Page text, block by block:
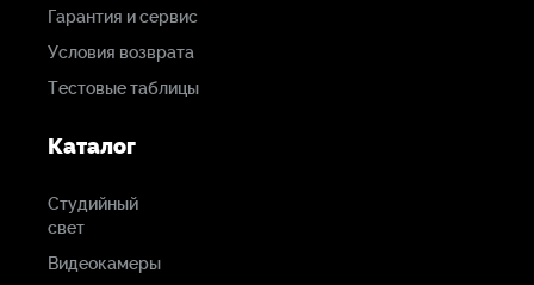
Гарантия и сервис
Условия возврата
Тестовые таблицы
Каталог
Студийный
свет
Видеокамеры